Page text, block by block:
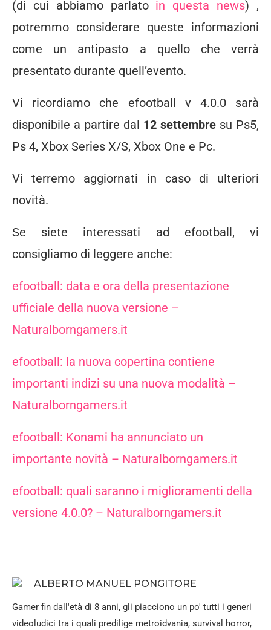
(di cui abbiamo parlato in questa news) ,
potremmo considerare queste informazioni
come un antipasto a quello che verrà
presentato durante quell’evento.
Vi ricordiamo che efootball v 4.0.0 sarà
disponibile a partire dal 12 settembre su Ps5,
Ps 4, Xbox Series X/S, Xbox One e Pc.
Vi terremo aggiornati in caso di ulteriori
novità.
Se siete interessati ad efootball, vi
consigliamo di leggere anche:
efootball: data e ora della presentazione
ufficiale della nuova versione –
Naturalborngamers.it
efootball: la nuova copertina contiene
importanti indizi su una nuova modalità –
Naturalborngamers.it
efootball: Konami ha annunciato un
importante novità – Naturalborngamers.it
efootball: quali saranno i miglioramenti della
versione 4.0.0? – Naturalborngamers.it
ALBERTO MANUEL PONGITORE
Gamer fin dall'età di 8 anni, gli piacciono un po' tutti i generi
videoludici tra i quali predilige metroidvania, survival horror,